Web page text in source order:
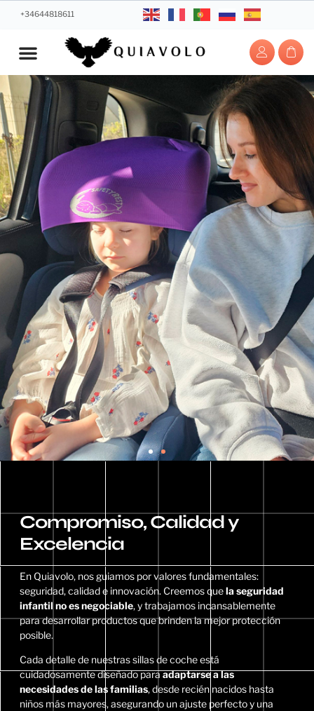
+34644818611
Safety Rest by
Quiavolo: tu hijo en
el coche más
cómodo y seguro
Diseñado para cuidar su postura, evita que su
cabeza se venza al dormir.
COMPRAR AHORA
Compromiso, Calidad y
Excelencia
En Quiavolo, nos guiamos por valores fundamentales:
seguridad, calidad e innovación. Creemos quela seguridad
infantil no es negociable, y trabajamos incansablemente
para desarrollar productos que brinden la mejor protección
posible.
Cada detalle de nuestras sillas de coche está
cuidadosamente diseñado paraadaptarse a las
necesidades de las familias, desde recién nacidos hasta
niños más mayores, asegurando un ajuste perfecto y una